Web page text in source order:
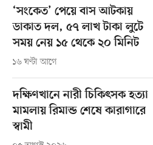
‘সংকেত’ পেয়ে বাস আটকায়
ডাকাত দল, ৫৭ লাখ টাকা লুটে
সময় নেয় ১৫ থেকে ২০ মিনিট
১৬ ঘণ্টা আগে
দক্ষিণখানে নারী চিকিৎসক হত্যা
মামলায় রিমান্ড শেষে কারাগারে
স্বামী